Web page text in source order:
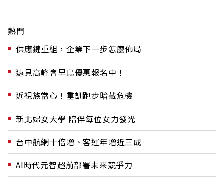
熱門
供應鏈重組，企業下一步怎麼佈局
遠見高峰會早鳥優惠報名中！
近視族當心！重訓跑步暗藏危機
新北婦女大學 陪伴每位女力發光
台中航網十倍增、客運年增近三成
AI時代元智超前部署未來競爭力